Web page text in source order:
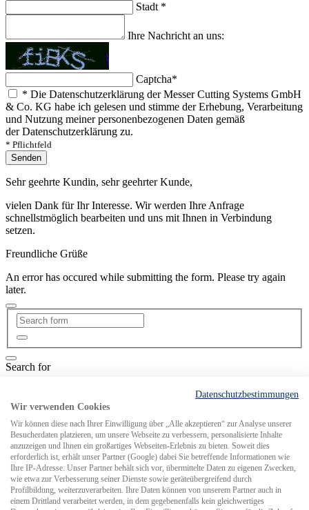
Stadt *
Ihre Nachricht an uns:
Captcha*
* Die Datenschutzerklärung der Messer Cutting Systems GmbH
& Co. KG habe ich gelesen und stimme der Erhebung, Verarbeitung
und Nutzung meiner personenbezogenen Daten gemäß
der Datenschutzerklärung zu.
* Pflichtfeld
Senden
Sehr geehrte Kundin, sehr geehrter Kunde,
vielen Dank für Ihr Interesse. Wir werden Ihre Anfrage
schnellstmöglich bearbeiten und uns mit Ihnen in Verbindung
setzen.
Freundliche Grüße
An error has occured while submitting the form. Please try again
later.
Search for
MCS weltweit
Datenschutzbestimmungen
Wir verwenden Cookies
Wir können diese nach Ihrer Einwilligung über „Alle akzeptieren“ zur Analyse unserer
Besucherdaten platzieren, um unsere Webseite zu verbessern, personalisierte Inhalte
anzuzeigen und Ihnen ein großartiges Webseiten-Erlebnis zu bieten. Soweit dies
erforderlich ist, erhält unser Partner (Google) dabei Sie betreffende Informationen wie
Ihre IP-Adresse. Unser Partner behält sich vor, übermittelte Daten zu eigenen Zwecken,
wie etwa zur Verbesserung seiner Dienste sowie geräteübergreifend durch
Profilbildung, weiterzuverarbeiten. Ihre Daten können von unserem Partner auch in
einem Drittland verarbeitet werden, in dem gegebenenfalls kein gleichwertiges